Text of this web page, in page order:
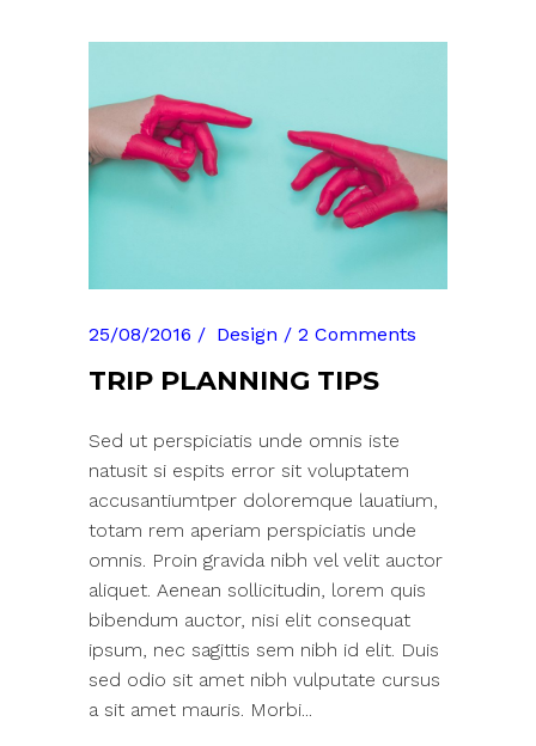
25/08/2016 Design 2 Comments
TRIP PLANNING TIPS
Sed ut perspiciatis unde omnis iste
natusit si espits error sit voluptatem
accusantiumtper doloremque lauatium,
totam rem aperiam perspiciatis unde
omnis. Proin gravida nibh vel velit auctor
aliquet. Aenean sollicitudin, lorem quis
bibendum auctor, nisi elit consequat
ipsum, nec sagittis sem nibh id elit. Duis
sed odio sit amet nibh vulputate cursus
a sit amet mauris. Morbi...